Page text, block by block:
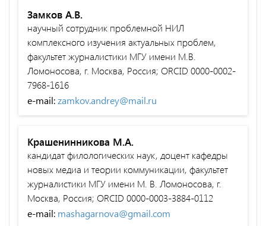
Замков А.В.
научный сотрудник проблемной НИЛ
комплексного изучения актуальных проблем,
факультет журналистики МГУ имени М.В.
Ломоносова, г. Москва, Россия; ORCID 0000-0002-
7968-1616
e-mail:zamkov.andrey@mail.ru
Крашенинникова М.А.
кандидат филологических наук, доцент кафедры
новых медиа и теории коммуникации, факультет
журналистики МГУ имени М. В. Ломоносова, г.
Москва, Россия; ORCID 0000-0003-3884-0112
e-mail: mashagarnova@gmail.com